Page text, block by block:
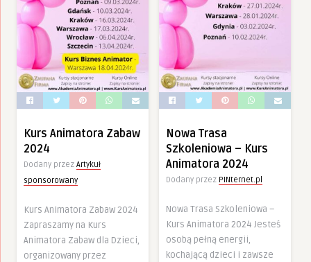
Kurs Animatora Zabaw
2024
Dodany przez Artykuł
sponsorowany
Kurs Animatora Zabaw 2024
Zapraszamy na Kurs
Animatora Zabaw dla Dzieci,
organizowany przez
Nowa Trasa
Szkoleniowa – Kurs
Animatora 2024
Dodany przez PINternet.pl
Nowa Trasa Szkoleniowa –
Kurs Animatora 2024 Jesteś
osobą pełną energii,
kochającą dzieci i zawsze